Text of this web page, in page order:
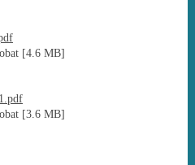
[4.6 MB]
[3.6 MB]